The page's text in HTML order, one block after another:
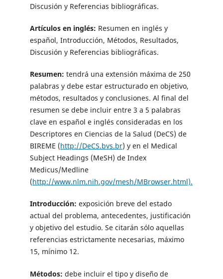
Discusión y Referencias bibliográficas.
Artículos en inglés: Resumen en inglés y
español, Introducción, Métodos, Resultados,
Discusión y Referencias bibliográficas.
Resumen: tendrá una extensión máxima de 250
palabras y debe estar estructurado en objetivo,
métodos, resultados y conclusiones. Al final del
resumen se debe incluir entre 3 a 5 palabras
clave en español e inglés consideradas en los
Descriptores en Ciencias de la Salud (DeCS) de
BIREME (http://DeCS.bvs.br) y en el Medical
Subject Headings (MeSH) de Index
Medicus/Medline
(http://www.nlm.nih.gov/mesh/MBrowser.html).
Introducción: exposición breve del estado
actual del problema, antecedentes, justificación
y objetivo del estudio. Se citarán sólo aquellas
referencias estrictamente necesarias, máximo
15, mínimo 12.
Métodos: debe incluir el tipo y diseño de